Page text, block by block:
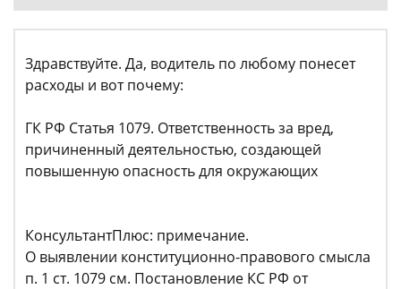
Здравствуйте. Да, водитель по любому понесет
расходы и вот почему:
ГК РФ Статья 1079. Ответственность за вред,
причиненный деятельностью, создающей
повышенную опасность для окружающих
КонсультантПлюс: примечание.
О выявлении конституционно-правового смысла
п. 1 ст. 1079 см. Постановление КС РФ от